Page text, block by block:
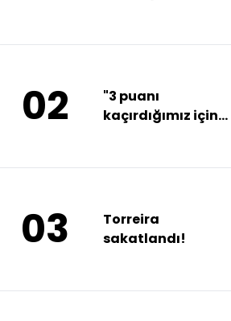
02
"3 puanı
kaçırdığımız için
03
Torreira
sakatlandı!